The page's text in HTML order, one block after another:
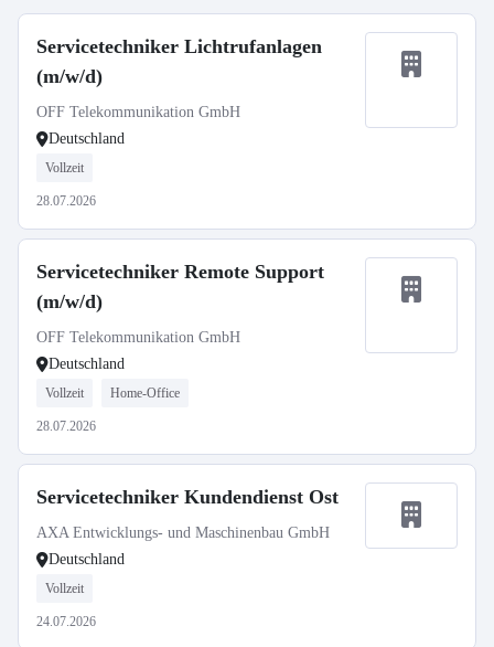
Servicetechniker Lichtrufanlagen
(m/w/d)
OFF Telekommunikation GmbH
Deutschland
Vollzeit
28.07.2026
Servicetechniker Remote Support
(m/w/d)
OFF Telekommunikation GmbH
Deutschland
Vollzeit Home-Office
28.07.2026
Servicetechniker Kundendienst Ost
AXA Entwicklungs- und Maschinenbau GmbH
Deutschland
Vollzeit
24.07.2026